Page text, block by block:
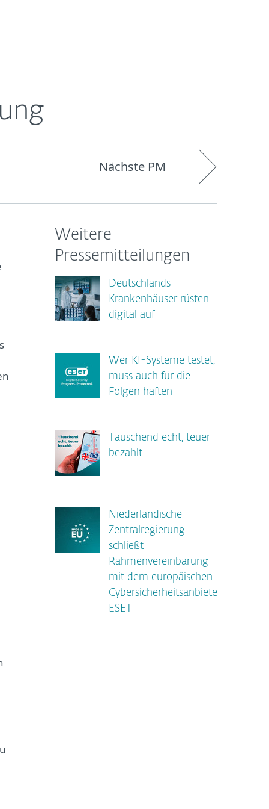
Nächste PM
Weitere
Pressemitteilungen
Deutschlands
Krankenhäuser rüsten
digital auf
Wer KI-Systeme testet,
muss auch für die
Folgen haften
Täuschend echt, teuer
bezahlt
Niederländische
Zentralregierung
schließt
Rahmenvereinbarung
mit dem europäischen
Cybersicherheitsanbieter
ESET